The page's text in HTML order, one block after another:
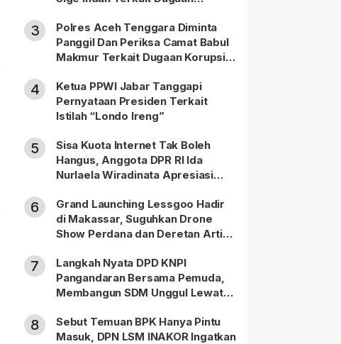
3
Polres Aceh Tenggara Diminta
Panggil Dan Periksa Camat Babul
Makmur Terkait Dugaan Korupsi
4
Ketua PPWI Jabar Tanggapi
Pernyataan Presiden Terkait
Istilah “Londo Ireng”
5
Sisa Kuota Internet Tak Boleh
Hangus, Anggota DPR RI Ida
Nurlaela Wiradinata Apresiasi
6
Grand Launching Lessgoo Hadir
di Makassar, Suguhkan Drone
Show Perdana dan Deretan Artis
7
Langkah Nyata DPD KNPI
Pangandaran Bersama Pemuda,
Membangun SDM Unggul Lewat
8
Sebut Temuan BPK Hanya Pintu
Masuk, DPN LSM INAKOR Ingatkan